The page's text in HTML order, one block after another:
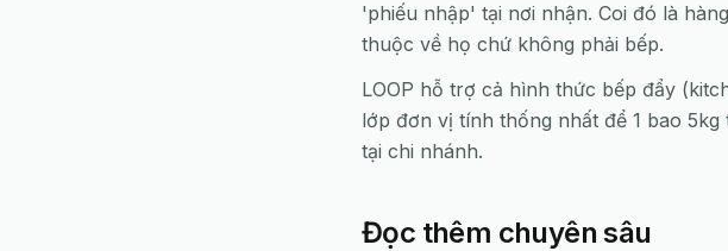
'phiếu nhập' tại nơi nhận. Coi đó là
thuộc về họ chứ không phải bếp.
LOOP hỗ trợ cả hình thức bếp đẩy
lớp đơn vị tính thống nhất để 1 bao
tại chi nhánh.
Đọc thêm chuyên sâu